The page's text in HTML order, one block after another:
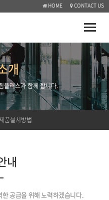
HOME CONTACT US
Toggle
개
플러스가 함께 합니다.
제품설치방법
내
공급을 위해 노력하겠습니다.